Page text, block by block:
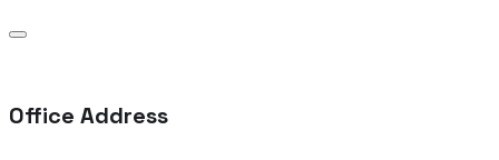
Office Address